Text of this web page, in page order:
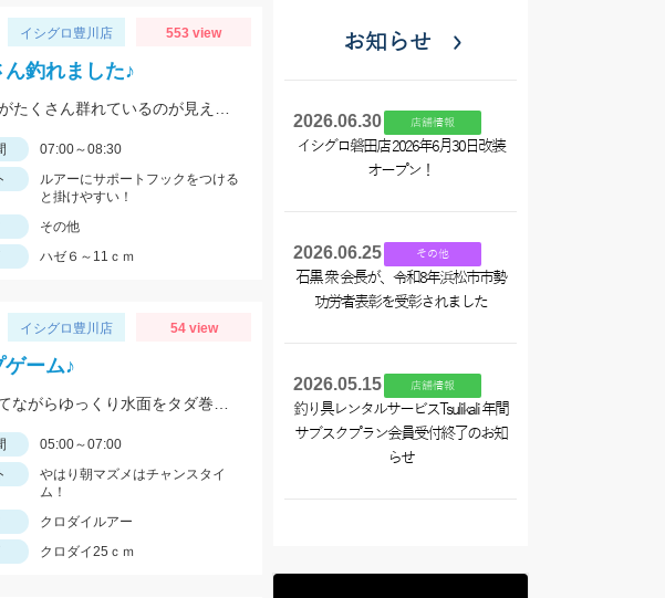
イシグロ豊川店 553 view
ん釣れました♪
07:00～08:30
ルアーにサポートフックをつける
と掛けやすい！
その他
ハゼ６～11ｃｍ
イシグロ豊川店 54 view
ゲーム♪
05:00～07:00
やはり朝マズメはチャンスタイ
ム！
クロダイルアー
クロダイ25ｃｍ
お知らせ
2026.06.30 店舗情報
イシグロ磐田店 2026年6月30日改装
オープン！
2026.06.25 その他
石黒 衆 会長が、令和8年浜松市市勢
功労者表彰を受彰されました
2026.05.15 店舗情報
釣り具レンタルサービスTsulikali 年間
サブスクプラン会員受付終了のお知
らせ